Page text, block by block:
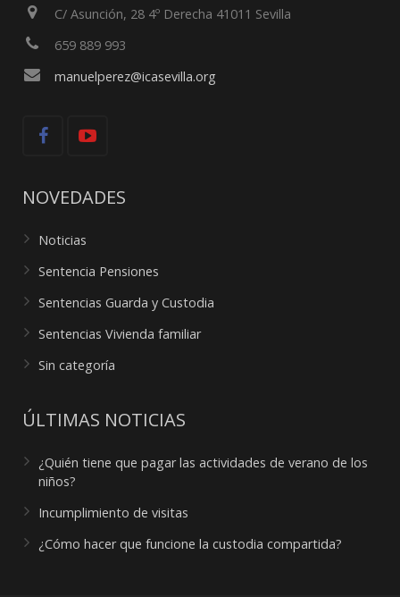
C/ Asunción, 28 4º Derecha 41011 Sevilla
659 889 993
manuelperez@icasevilla.org
NOVEDADES
Noticias
Sentencia Pensiones
Sentencias Guarda y Custodia
Sentencias Vivienda familiar
Sin categoría
ÚLTIMAS NOTICIAS
¿Quién tiene que pagar las actividades de verano de los
niños?
Incumplimiento de visitas
¿Cómo hacer que funcione la custodia compartida?